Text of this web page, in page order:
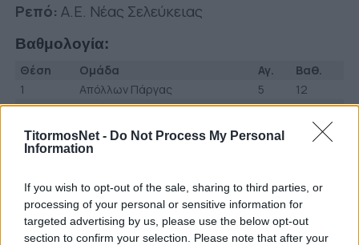
TitormosNet - Do Not Process My Personal
Information
If you wish to opt-out of the sale, sharing to third parties, or
processing of your personal or sensitive information for
targeted advertising by us, please use the below opt-out
section to confirm your selection. Please note that after your
Ρεπό: Α.Ε. Νέας Σελεύκειας
Βαθμολογία:
Θέση Ομάδα Αγ.
Βαθ.
1
Απόλλων Πάργας 5
12
2
Αστέρας Πετριτή 5
10
3
Αναγέννηση Στάνου
4
ΑΣ Καστοριά 1980
6
Α.Ε. Ξηροβουνίου 5
3
7
AEN Σελεύκειας 6 0
*Προβιβάζονται οι τρεις πρώτες ομάδες